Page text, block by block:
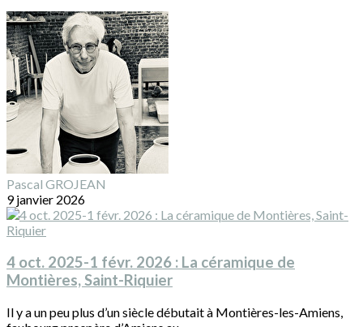
Pascal GROJEAN
9 janvier 2026
4 oct. 2025-1 févr. 2026 : La céramique de
Montières, Saint-Riquier
Il y a un peu plus d’un siècle débutait à Montières-les-Amiens,